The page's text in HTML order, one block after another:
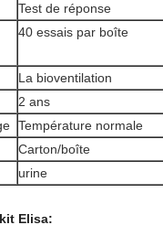
Test de réponse
40 essais par boîte
La bioventilation
2 ans
Température normale
Carton/boîte
urine
Elisa: